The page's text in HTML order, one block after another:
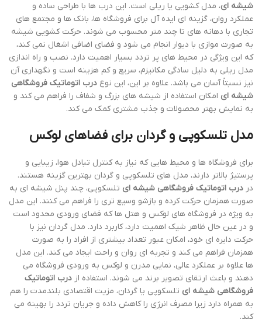
شیشه ای، مدل کشویی یا ریلی است. این درب ها با طراحی ساده و
عملکرد روان، گزینه ای ایده آل برای فروشگاه ها، بانک ها و مجتمع های
تجاری با دهانه های تا چند متر محسوب می شوند. حرکت کشویی شیشه
به صورت موازی با دیوار انجام می شود و فضای اضافی اشغال نمی کند،
که این ویژگی در محیط های پر تردد بسیار اهمیت دارد. نصب و راه اندازی
مدل ریلی به دلیل سادگی مکانیزم، سریع و کم هزینه است و نگهداری آن
نیز نسبتاً آسان می باشد. علاوه بر این، این نوع درب اتوماتیک فروشگاهی
شیشه ای امکان استفاده از شیشه های بزرگ و شفاف را فراهم می کند و
به نمایش بهتر محصولات و جذب مشتری کمک می کند.
مدل تلسکوپی و گردان برای فضاهای لوکس
برای فروشگاه ها و محیط هایی که نیاز به کنترل تبادل هوا، زیبایی و
پرستیژ بالاتر دارند، مدل های تلسکوپی و گردان بهترین گزینه هستند.
در درب اتوماتیک فروشگاهی شیشه ای تلسکوپی، چند پنل شیشه ای به
صورت همزمان حرکت کرده و بازشو وسیع تری را فراهم می کنند. این مدل
به ویژه در فروشگاه های لوکس و هتل ها که فضای ورودی محدود است
و در عین حال ظاهر شیک اهمیت دارد، کاربرد دارد. مدل گردان نیز با
حرکت دایره ای خود، امکان عبور تعداد بیشتری از افراد را به صورت
همزمان فراهم می کند و تجربه ای روان و راحت ایجاد می کند. این مدل
ها علاوه بر عملکرد عالی، نمایی مدرن و لوکس به ورودی فروشگاه می
دهند و باعث ارتقای تصویر برند می شوند. استفاده از درب اتوماتیک
فروشگاهی شیشه ای تلسکوپی یا گردان، مزیت اقتصادی بلندمدت را هم
به همراه دارد زیرا مصرف انرژی را کاهش داده و جریان تردد را بهینه می
کند.